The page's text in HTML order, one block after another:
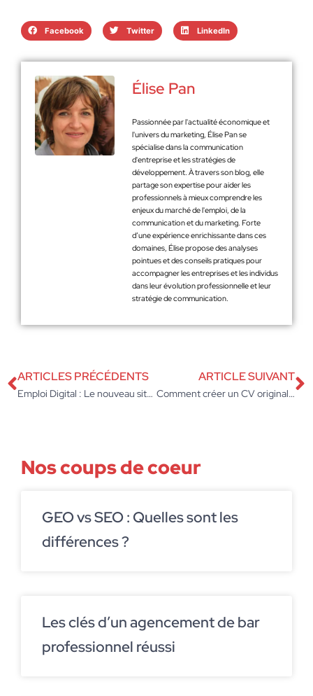
Facebook Twitter LinkedIn
Élise Pan
Passionnée par l'actualité économique et
l'univers du marketing, Élise Pan se
spécialise dans la communication
d'entreprise et les stratégies de
développement. À travers son blog, elle
partage son expertise pour aider les
professionnels à mieux comprendre les
enjeux du marché de l'emploi, de la
communication et du marketing. Forte
d’une expérience enrichissante dans ces
domaines, Élise propose des analyses
pointues et des conseils pratiques pour
accompagner les entreprises et les individus
dans leur évolution professionnelle et leur
stratégie de communication.
ARTICLES PRÉCÉDENTS
Emploi Digital : Le nouveau site d’emplois dédié au digital
ARTICLE SUIVANT
Comment créer un CV original pour la recherche d’emploi ?
Nos coups de coeur
GEO vs SEO : Quelles sont les
différences ?
Les clés d’un agencement de bar
professionnel réussi